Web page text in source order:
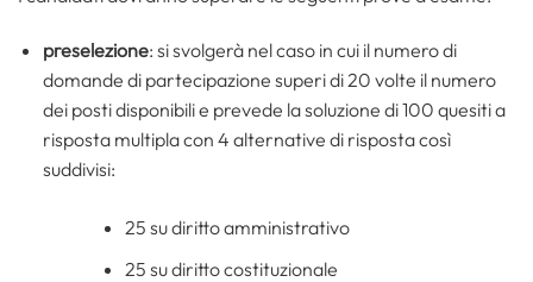
preselezione: si svolgerà nel caso in cui il numero di
domande di partecipazione superi di 20 volte il numero
dei posti disponibili e prevede la soluzione di 100 quesiti a
risposta multipla con 4 alternative di risposta così
suddivisi:
25 su diritto amministrativo
25 su diritto costituzionale